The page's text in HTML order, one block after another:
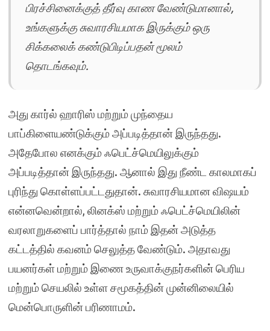
பிரச்சினைக்குத் தீர்வு காண வேண்டுமானால்,
உங்களுக்கு சுவாரசியமாக இருக்கும் ஒரு
சிக்கலைக் கண்டுபிடிப்பதன் மூலம்
தொடங்கவும்.
அது கார்ல் ஹாரிஸ் மற்றும் முந்தைய
பாப்கிளையண்டுக்கும் அப்படித்தான் இருந்தது.
அதேபோல எனக்கும் ஃபெட்ச்மெயிலுக்கும்
அப்படித்தான் இருந்தது. ஆனால் இது நீண்ட காலமாகப்
புரிந்து கொள்ளப்பட்டதுதான். சுவாரசியமான விஷயம்
என்னவென்றால், லினக்ஸ் மற்றும் ஃபெட்ச்மெயிலின்
வரலாறுகளைப் பார்த்தால் நாம் இதன் அடுத்த
கட்டத்தில் கவனம் செலுத்த வேண்டும். அதாவது
பயனர்கள் மற்றும் இணை உருவாக்குநர்களின் பெரிய
மற்றும் செயலில் உள்ள சமூகத்தின் முன்னிலையில்
மென்பொருளின் பரிணாமம்.